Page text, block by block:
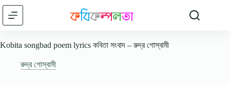
Skip
content
Kobita songbad poem lyrics কবিতা সংবাদ – রুদ্র গোস্বামী
রুদ্র গোস্বামী